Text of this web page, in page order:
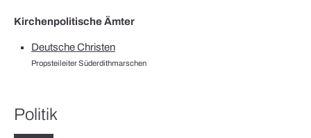
Kirchenpolitische Ämter
Deutsche Christen
Propsteileiter Süderdithmarschen
Politik